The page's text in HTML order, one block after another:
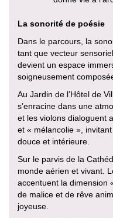
La sonorité de poésie
Dans le parcours, la
tant que vecteur
devient un espace
soigneusement
Au Jardin de l’Hôtel de
s’enracine dans une
et les violons dialoguent
et « mélancolie »,
douce et intérieure.
Sur le parvis de la
monde aérien et vivant.
accentuent la dimension
de malice et de rêve
joyeuse.